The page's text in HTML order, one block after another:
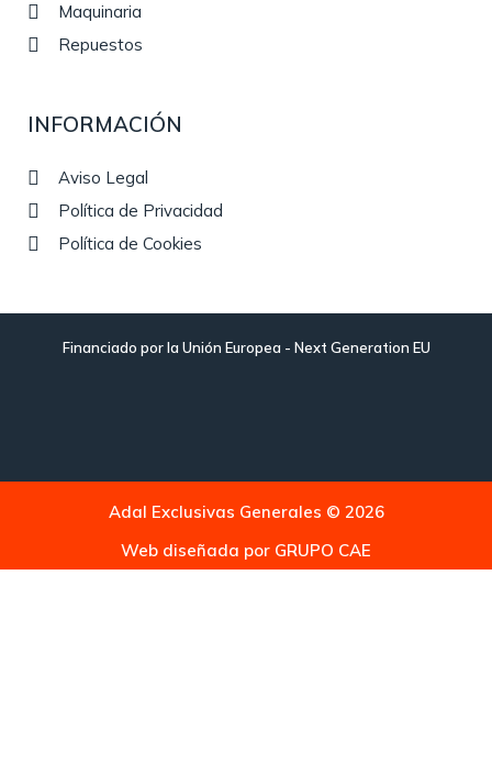
Maquinaria
Repuestos
INFORMACIÓN
Aviso Legal
Política de Privacidad
Política de Cookies
Financiado por la Unión Europea - Next Generation EU
Adal Exclusivas Generales © 2026
Web diseñada por GRUPO CAE